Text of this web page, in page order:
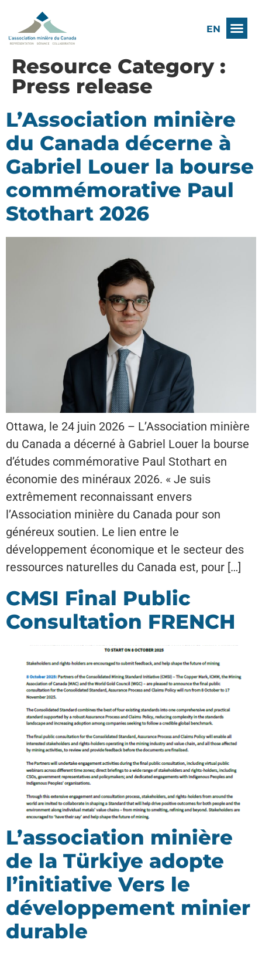
EN
Resource Category :
Press release
L’Association minière
du Canada décerne à
Gabriel Louer la bourse
commémorative Paul
Stothart 2026
Ottawa, le 24 juin 2026 – L’Association minière
du Canada a décerné à Gabriel Louer la bourse
d’études commémorative Paul Stothart en
économie des minéraux 2026. « Je suis
extrêmement reconnaissant envers
l’Association minière du Canada pour son
généreux soutien. Le lien entre le
développement économique et le secteur des
ressources naturelles du Canada est, pour […]
CMSI Final Public
Consultation FRENCH
L’association minière
de la Türkiye adopte
l’initiative Vers le
développement minier
durable